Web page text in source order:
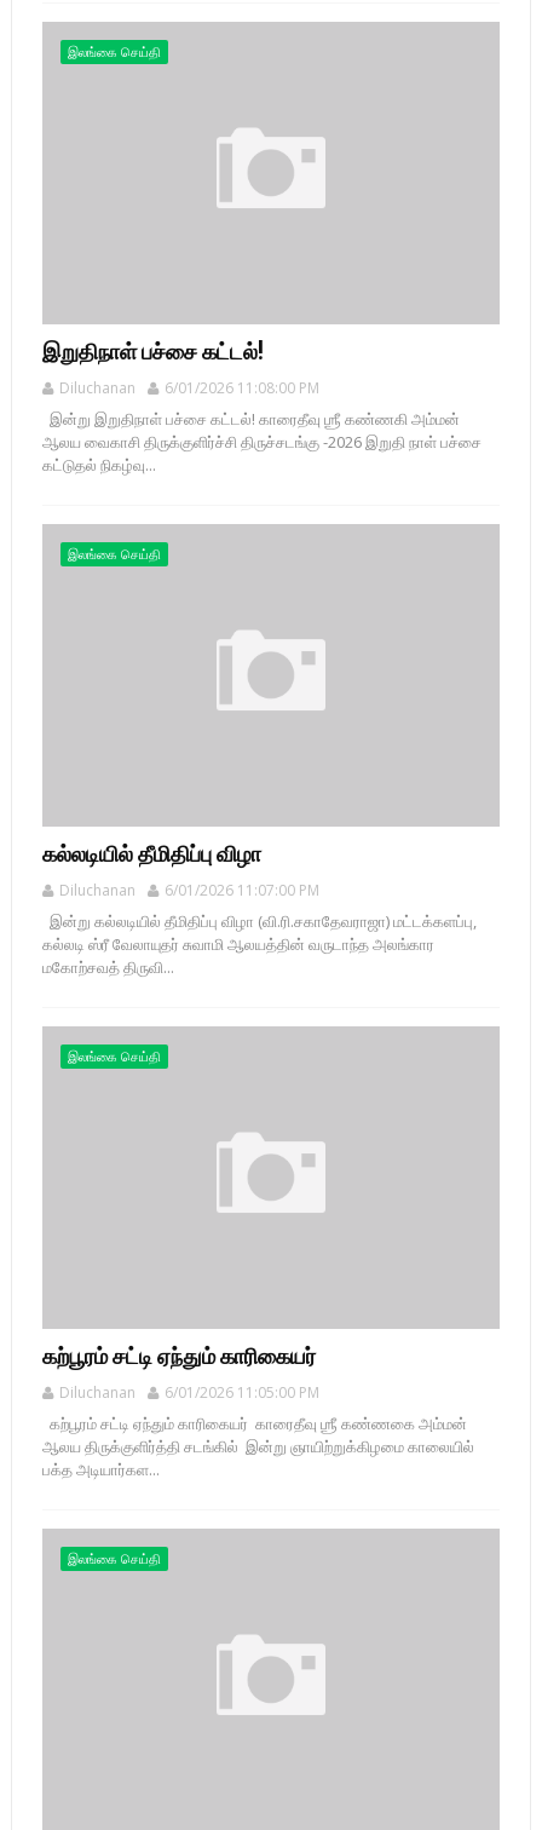
இலங்கை செய்தி
இறுதிநாள் பச்சை கட்டல்!
Diluchanan 6/01/2026 11:08:00 PM
இன்று இறுதிநாள் பச்சை கட்டல்! காரைதீவு ஶ்ரீ கண்ணகி அம்மன்
ஆலய வைகாசி திருக்குளிர்ச்சி திருச்சடங்கு -2026 இறுதி நாள் பச்சை
கட்டுதல் நிகழ்வு...
இலங்கை செய்தி
கல்லடியில் தீமிதிப்பு விழா
Diluchanan 6/01/2026 11:07:00 PM
இன்று கல்லடியில் தீமிதிப்பு விழா (வி.ரி.சகாதேவராஜா) மட்டக்களப்பு,
கல்லடி ஸ்ரீ வேலாயுதர் சுவாமி ஆலயத்தின் வருடாந்த அலங்கார
மகோற்சவத் திருவி...
இலங்கை செய்தி
கற்பூரம் சட்டி ஏந்தும் காரிகையர்
Diluchanan 6/01/2026 11:05:00 PM
கற்பூரம் சட்டி ஏந்தும் காரிகையர் காரைதீவு ஶ்ரீ கண்ணகை அம்மன்
ஆலய திருக்குளிர்த்தி சடங்கில் இன்று ஞாயிற்றுக்கிழமை காலையில்
பக்த அடியார்கள...
இலங்கை செய்தி